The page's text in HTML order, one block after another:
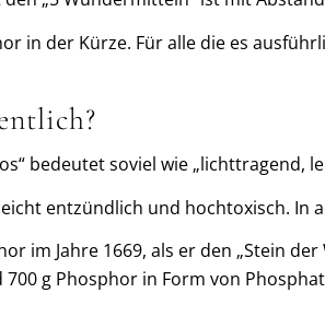
in der Kürze. Für alle die es
bedeutet soviel wie „lichttragend,
entzündlich und hochtoxisch. In
im Jahre 1669, als er den „Stein
g Phosphor in Form von